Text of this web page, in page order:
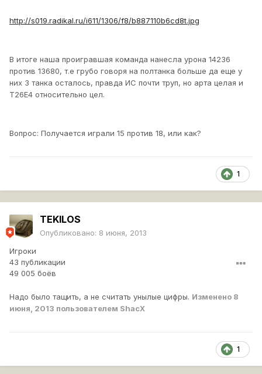
http://s019.radikal.ru/i611/1306/f8/b887110b6cd8t.jpg
В итоге наша проигравшая команда нанесла урона 14236
против 13680, т.е грубо говоря на полтанка больше да еще у
них 3 танка осталось, правда ИС почти труп, но арта целая и
Т26Е4 относительно цел.
Вопрос: Получается играли 15 против 18, или как?
1
TEKILOS
Опубликовано: 8 июня, 2013
Игроки
43 публикации
49 005 боёв
Надо было тащить, а не считать унылые цифры. Изменено 8
июня, 2013 пользователем ShacX
1